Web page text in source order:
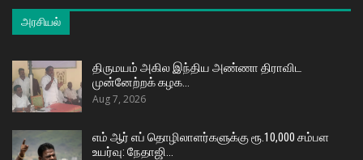
அரசியல்
திருமயம் அகில இந்திய அண்ணா திராவிட
முன்னேற்றக் கழக…
Aug 7, 2026
எம் ஆர் எப் தொழிலாளர்களுக்கு ரூ.10,000 சம்பள
உயர்வு: நேதாஜி…